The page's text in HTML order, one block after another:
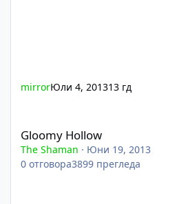
mirrorЮли 4, 201313 гд
Gloomy Hollow
The Shaman · Юни 19, 2013
0 отговора3899 прегледа